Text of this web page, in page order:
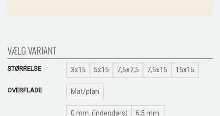
VÆLG VARIANT
STØRRELSE 3x15 5x15 7,5x7,5 7,5x15 15x15
OVERFLADE Mat/plan
0 mm. (indendørs)
6,5 mm.